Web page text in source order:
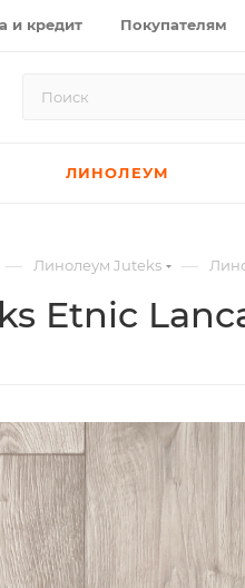
и кредит Покупателям
ЛИНОЛЕУМ
— Линолеум Juteks —
Etnic